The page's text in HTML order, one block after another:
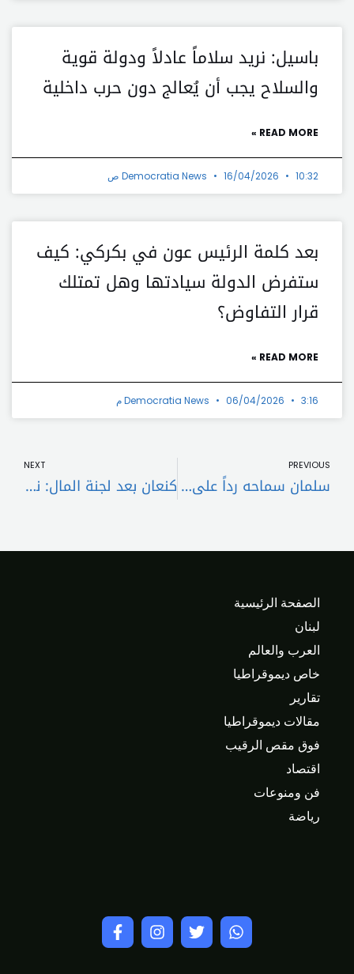
باسيل: نريد سلاماً عادلاً ودولة قوية
والسلاح يجب أن يُعالج دون حرب داخلية
READ MORE »
Democratia News 16/04/2026 10:32 ص
بعد كلمة الرئيس عون في بكركي: كيف
ستفرض الدولة سيادتها وهل تمتلك
قرار التفاوض؟
READ MORE »
Democratia News 06/04/2026 3:16 م
PREVIOUS
سلمان سماحه رداً على المفتي قبلان: الانفصال الحبّي هو وحده ما يليق بتضحيات “الثورة الاسلامية في لبنان”
NEXT
كنعان بعد لجنة المال: نسعى لعمل إيجابي خارج التجاذب السياسي وسنكثّف جلساتنا
الصفحة الرئيسية
لبنان
العرب والعالم
خاص ديموقراطيا
تقارير
مقالات ديموقراطيا
فوق مقص الرقيب
اقتصاد
فن ومنوعات
رياضة